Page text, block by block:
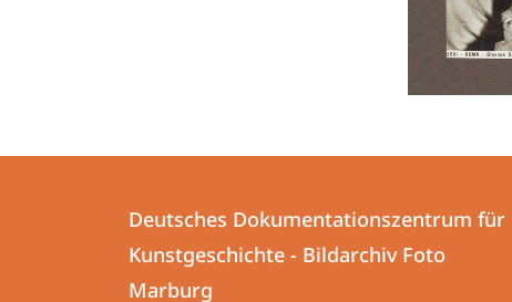
Informationen
Kontaktinformationen
Deutsches
Dokumentationszentrum
Deutsches Dokumentationszentrum für
Kunstgeschichte - Bildarchiv Foto
Marburg